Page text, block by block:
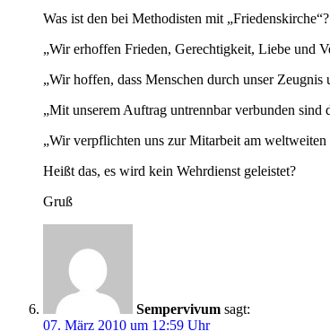
Was ist den bei Methodisten mit
„Wir erhoffen Frieden, Gerechtigkeit, Liebe und
„Wir hoffen, dass Menschen durch unser
„Mit unserem Auftrag untrennbar verbunden
„Wir verpflichten uns zur Mitarbeit am weltweiten
Heißt das, es wird kein Wehrdienst geleistet?
Gruß
Sempervivum sagt:
07. März 2010 um 12:59 Uhr